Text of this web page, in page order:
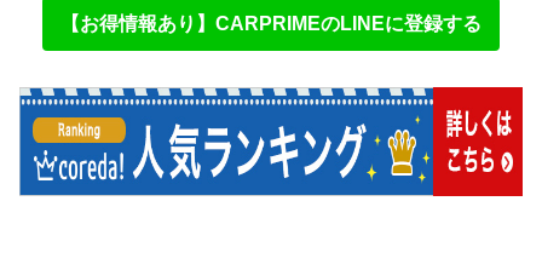
【お得情報あり】CARPRIMEのLINEに登録する